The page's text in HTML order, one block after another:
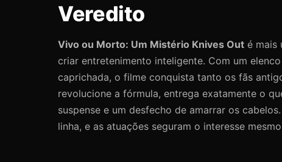
Veredito
Vivo ou Morto: Um Mistério Knives Out é mais
criar entretenimento inteligente. Com um
caprichada, o filme conquista tanto os fãs
revolucione a fórmula, entrega exatamente o
suspense e um desfecho de amarrar os
linha, e as atuações seguram o interesse